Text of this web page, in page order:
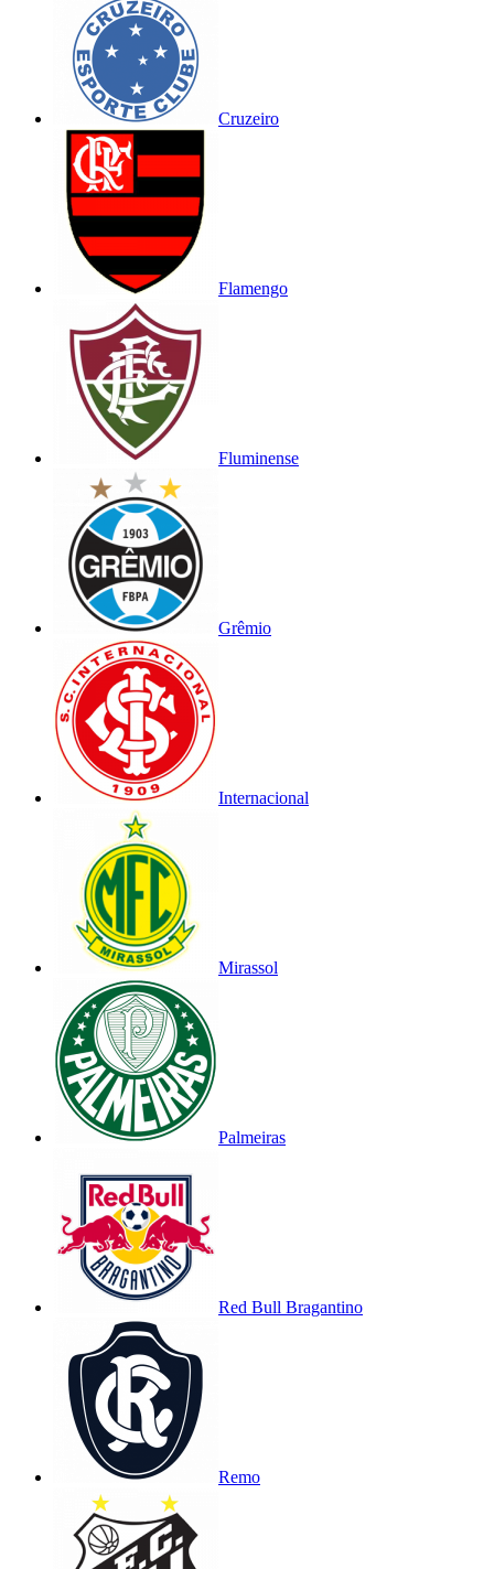
Cruzeiro
Flamengo
Fluminense
Grêmio
Internacional
Mirassol
Palmeiras
Red Bull Bragantino
Remo